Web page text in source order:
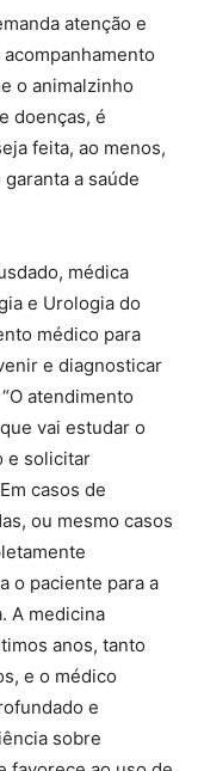
atenção e
o animalzinho
doenças, é
feita, ao menos,
a saúde
médica
e Urologia do
médico para
e diagnosticar
atendimento
vai estudar o
e solicitar
casos de
ou mesmo casos
o paciente para a
A medicina
anos, tanto
e o médico
e
sobre